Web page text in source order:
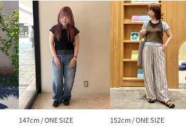
中国製
【ホルターネック】 コットン62％ポリエステル
38％ 【インナーTシャツ】 ポリエステル85％レ
ーヨン15％
ONE SIZE
RU7947_43
43-04-0347-928-70-88 RU7947)
147cm / ONE SIZE 152cm / ONE SIZE